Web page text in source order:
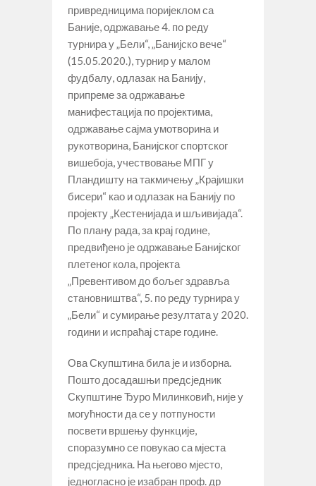
привредницима поријеклом са
Баније, одржавање 4. по реду
турнира у „Бели“, „Банијско вече“
(15.05.2020.), турнир у малом
фудбалу, одлазак на Банију,
припреме за одржавање
манифестација по пројектима,
одржавање сајма умотворина и
рукотворина, Банијског спортског
вишебоја, учествовање МПГ у
Пландишту на такмичењу „Крајишки
бисери“ као и одлазак на Банију по
пројекту „Кестенијада и шљивијада“.
По плану рада, за крај године,
предвиђено је одржавање Банијског
плетеног кола, пројекта
„Превентивом до бољег здравља
становништва“, 5. по реду турнира у
„Бели“ и сумирање резултата у 2020.
години и испраћај старе године.
Ова Скупштина била је и изборна.
Пошто досадашњи предсједник
Скупштине Ђуро Милинковић, није у
могућности да се у потпуности
посвети вршењу функције,
споразумно се повукао са мјеста
предсједника. На његово мјесто,
једногласно је изабран проф. др